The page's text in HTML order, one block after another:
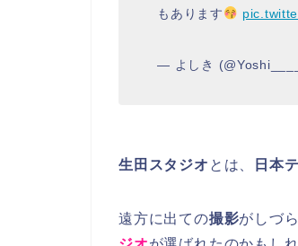
もあります
— よしき
生田スタジオ とは、 日本
遠方に出ての撮影がしづ